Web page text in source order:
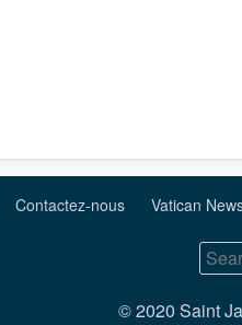
Contactez-nous Vatican
© 2020 Saint